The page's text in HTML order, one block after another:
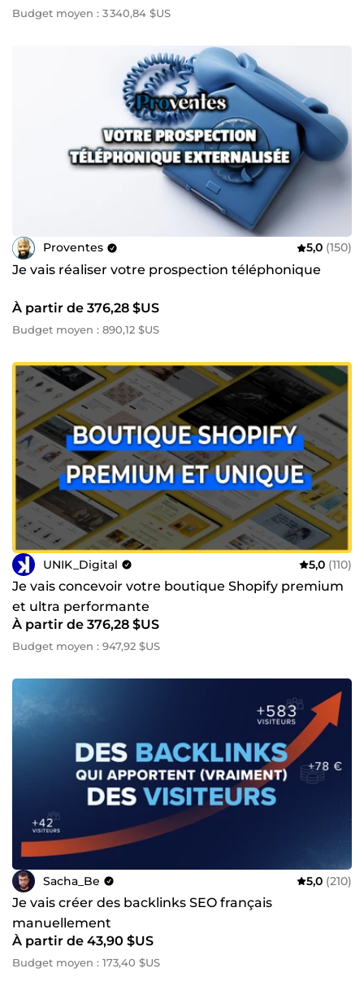
Budget moyen : 3 340,84 $US
Proventes 5,0 (150)
Je vais réaliser votre prospection téléphonique
À partir de 376,28 $US
Budget moyen : 890,12 $US
UNIK_Digital 5,0 (110)
Je vais concevoir votre boutique Shopify premium
et ultra performante
À partir de 376,28 $US
Budget moyen : 947,92 $US
Sacha_Be 5,0 (210)
Je vais créer des backlinks SEO français
manuellement
À partir de 43,90 $US
Budget moyen : 173,40 $US